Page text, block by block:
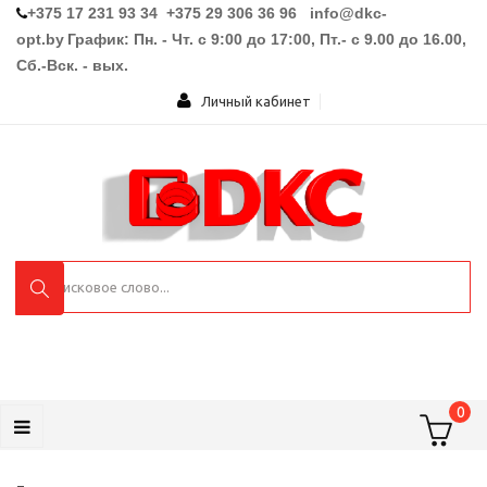
+375 17 231 93 34 +375 29 306 36 96 info@dkc-
opt.by График: Пн. - Чт. с 9:00 до 17:00, Пт.- с 9.00 до 16.00,
Сб.-Вск. - вых.
Личный кабинет
0